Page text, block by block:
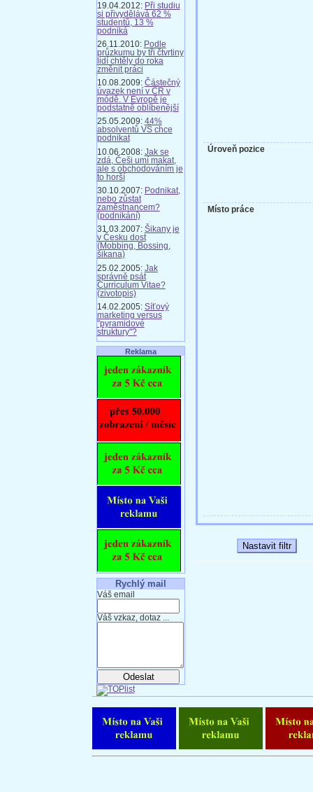
19.04.2012: Při studiu
si přivydělává 62 %
studentů, 13 %
podniká
26.11.2010: Podle
průzkumu by tři čtvrtiny
lidí chtěly do roka
změnit práci
10.08.2009: Částečný
úvazek není v ČR v
módě. V Evropě je
podstatně oblíbenější
25.05.2009: 44%
absolventů VŠ chce
podnikat
10.06.2008: Jak se
zdá, Češi umí makat,
ale s obchodováním je
to horší
30.10.2007: Podnikat,
nebo zůstat
zaměstnancem?
(podnikání)
31.03.2007: Šikany je
v Česku dost
(Mobbing, Bossing,
šikana)
25.02.2005: Jak
správně psát
Curriculum Vitae?
(zivotopis)
14.02.2005: Síťový
marketing versus
"pyramidové
struktury"?
Reklama
Rychlý mail
Váš email
Váš vzkaz, dotaz ...
Úroveň pozice
Místo práce